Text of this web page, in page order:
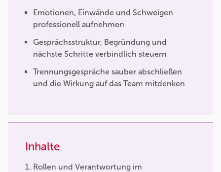
Emotionen, Einwände und Schweigen
professionell aufnehmen
Gesprächsstruktur, Begründung und
nächste Schritte verbindlich steuern
Trennungsgespräche sauber abschließen
und die Wirkung auf das Team mitdenken
Inhalte
Rollen und Verantwortung im